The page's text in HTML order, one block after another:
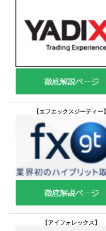
【エフエックスジーティー】
【アイフォレックス】